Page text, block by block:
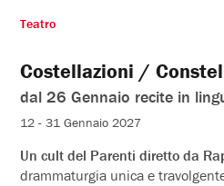
Age Pride
31 Dicembre 2026 - 6 Gennaio 2027